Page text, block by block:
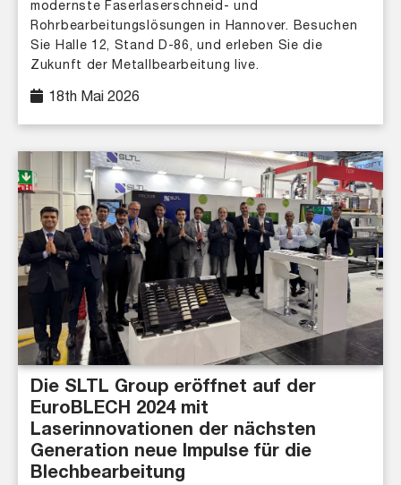
modernste Faserlaserschneid- und
Rohrbearbeitungslösungen in Hannover. Besuchen
Sie Halle 12, Stand D-86, und erleben Sie die
Zukunft der Metallbearbeitung live.
18th Mai 2026
Die SLTL Group eröffnet auf der
EuroBLECH 2024 mit
Laserinnovationen der nächsten
Generation neue Impulse für die
Blechbearbeitung